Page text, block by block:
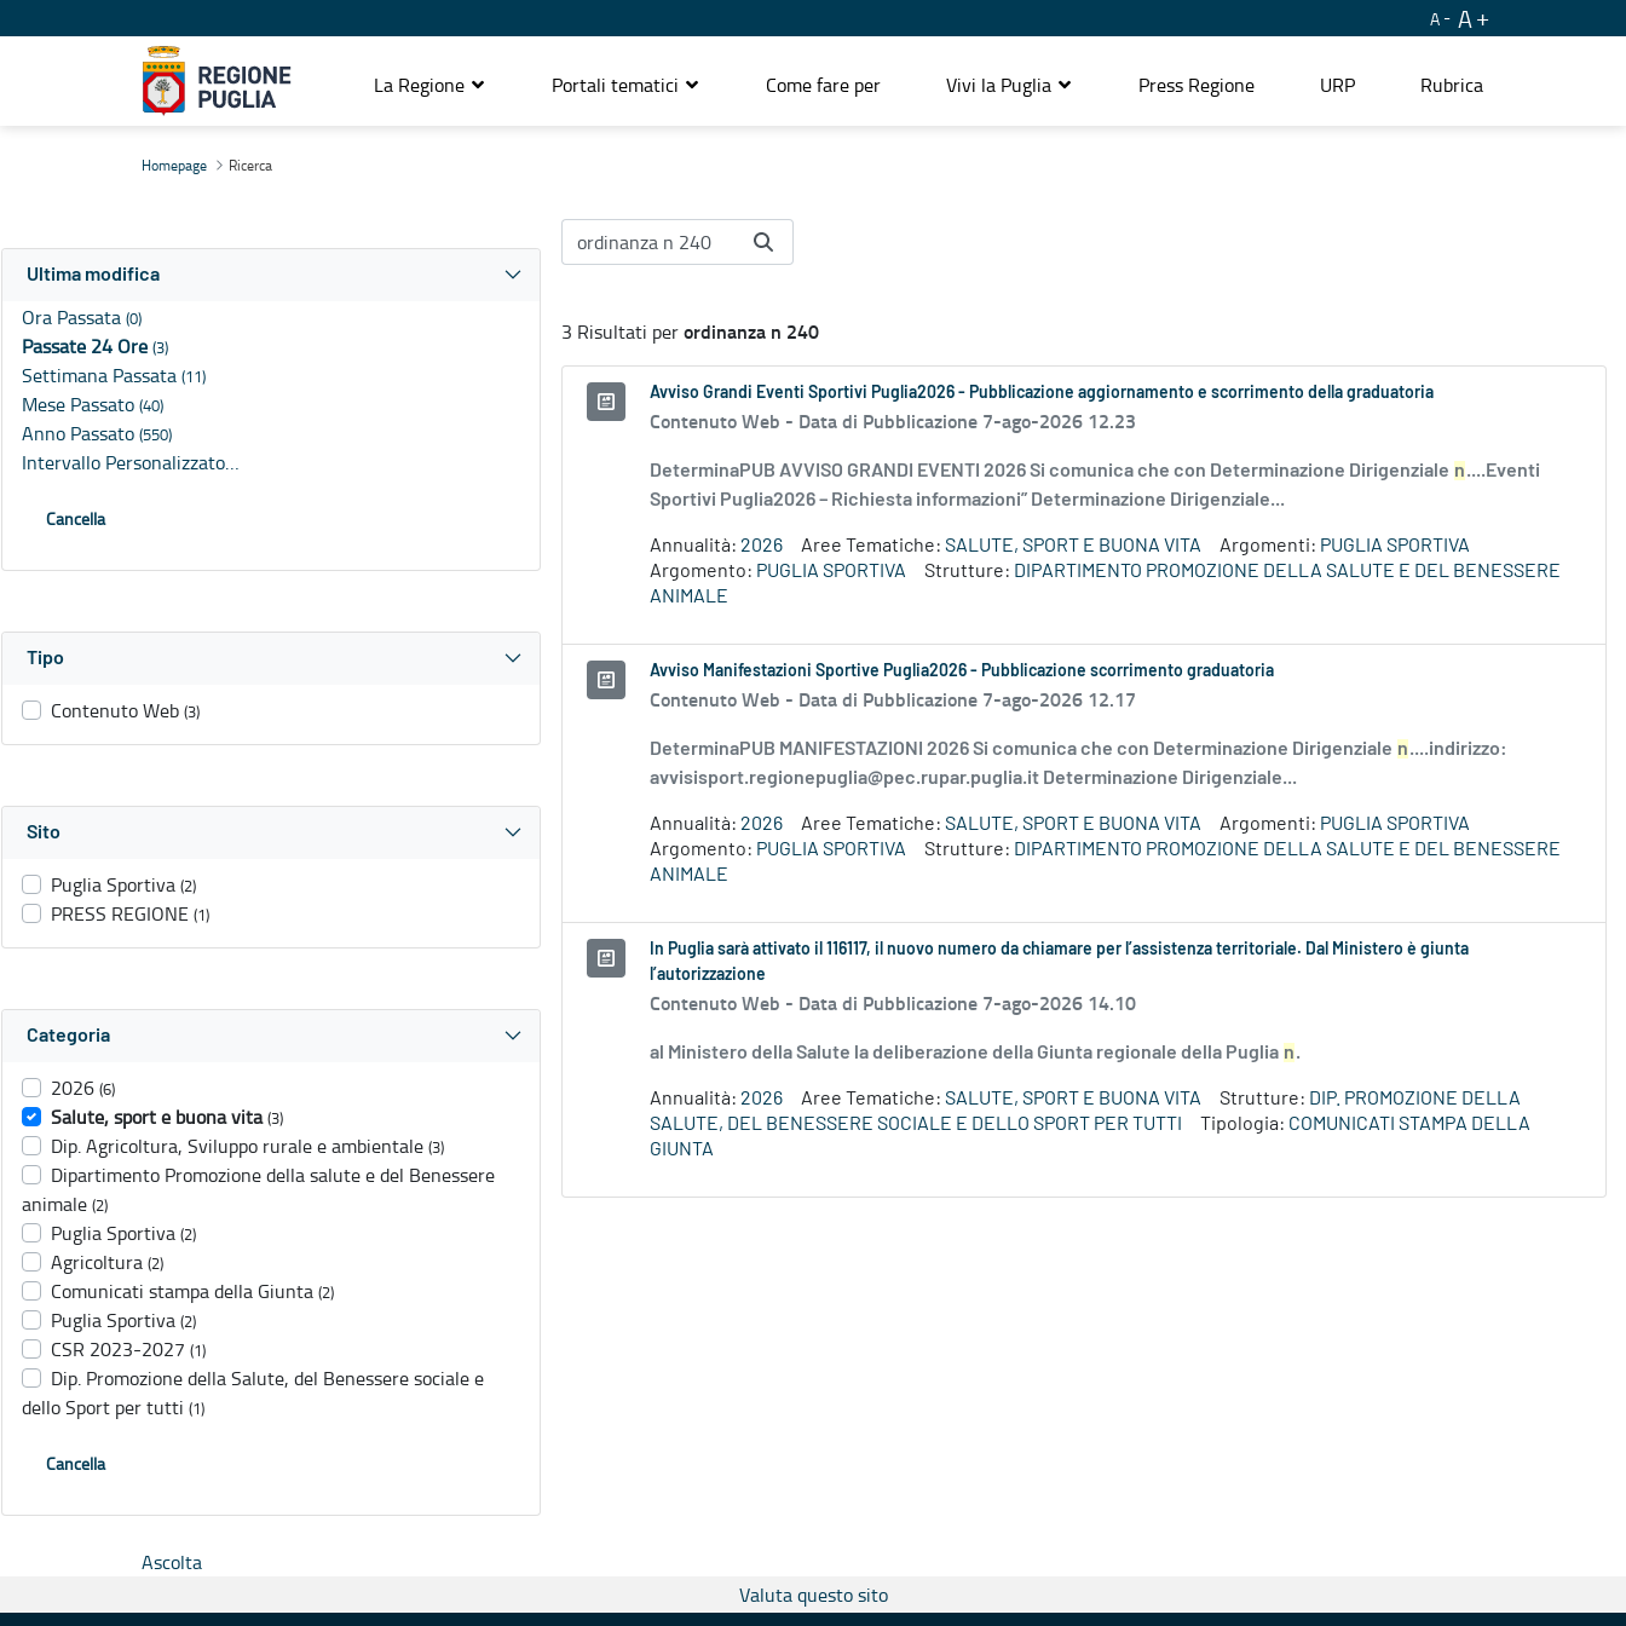
A A
La Regione Portali tematici Come fare per Vivi la Puglia Press Regione URP Rubrica
Homepage Ricerca
Ultima modifica
Ora Passata (0)
Passate 24 Ore (3)
Settimana Passata (11)
Mese Passato (40)
Anno Passato (550)
Intervallo Personalizzato…
Cancella
Tipo
Contenuto Web (3)
Sito
Puglia Sportiva (2)
PRESS REGIONE (1)
Categoria
2026 (6)
Salute, sport e buona vita (3)
Dip. Agricoltura, Sviluppo rurale e ambientale (3)
Dipartimento Promozione della salute e del Benessere
animale (2)
Puglia Sportiva (2)
Agricoltura (2)
Comunicati stampa della Giunta (2)
Puglia Sportiva (2)
CSR 2023-2027 (1)
Dip. Promozione della Salute, del Benessere sociale e
dello Sport per tutti (1)
Cancella
3 Risultati perordinanza n 240
Avviso Grandi Eventi Sportivi Puglia2026 - Pubblicazione aggiornamento e scorrimento della graduatoria
Contenuto Web - Data di Pubblicazione 7-ago-2026 12.23
DeterminaPUB AVVISO GRANDI EVENTI 2026 Si comunica che con Determinazione Dirigenziale n....Eventi
Sportivi Puglia2026 – Richiesta informazioni” Determinazione Dirigenziale...
Annualità: 2026 Aree Tematiche: SALUTE, SPORT E BUONA VITA Argomenti: PUGLIA SPORTIVA
Argomento: PUGLIA SPORTIVA Strutture: DIPARTIMENTO PROMOZIONE DELLA SALUTE E DEL BENESSERE
ANIMALE
Avviso Manifestazioni Sportive Puglia2026 - Pubblicazione scorrimento graduatoria
Contenuto Web - Data di Pubblicazione 7-ago-2026 12.17
DeterminaPUB MANIFESTAZIONI 2026 Si comunica che con Determinazione Dirigenziale n....indirizzo:
avvisisport.regionepuglia@pec.rupar.puglia.it Determinazione Dirigenziale...
Annualità: 2026 Aree Tematiche: SALUTE, SPORT E BUONA VITA Argomenti: PUGLIA SPORTIVA
Argomento: PUGLIA SPORTIVA Strutture: DIPARTIMENTO PROMOZIONE DELLA SALUTE E DEL BENESSERE
ANIMALE
In Puglia sarà attivato il 116117, il nuovo numero da chiamare per l’assistenza territoriale. Dal Ministero è giunta
l’autorizzazione
Contenuto Web - Data di Pubblicazione 7-ago-2026 14.10
al Ministero della Salute la deliberazione della Giunta regionale della Puglia n.
Annualità: 2026 Aree Tematiche: SALUTE, SPORT E BUONA VITA Strutture: DIP. PROMOZIONE DELLA
SALUTE, DEL BENESSERE SOCIALE E DELLO SPORT PER TUTTI
Tipologia: COMUNICATI STAMPA DELLA
GIUNTA
Ascolta
Valuta questo sito